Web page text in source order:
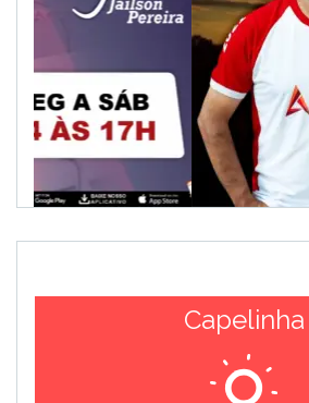
Capelinha